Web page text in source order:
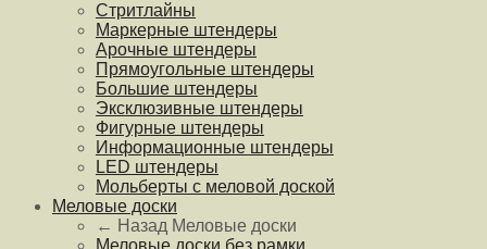
Стритлайны
Маркерные штендеры
Арочные штендеры
Прямоугольные штендеры
Большие штендеры
Эксклюзивные штендеры
Фигурные штендеры
Информационные штендеры
LED штендеры
Мольберты с меловой доской
Меловые доски
← Назад Меловые доски
Меловые доски без рамки